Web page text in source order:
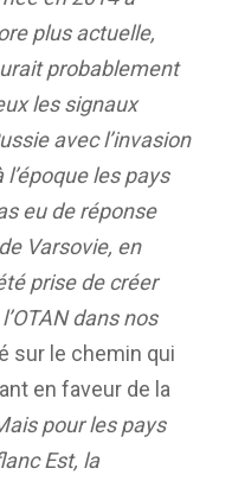
plus actuelle,
probablement
les signaux
avec l’invasion
l’époque les pays
eu de réponse
Varsovie, en
prise de créer
dans nos
sur le chemin qui
en faveur de la
pour les pays
Est, la